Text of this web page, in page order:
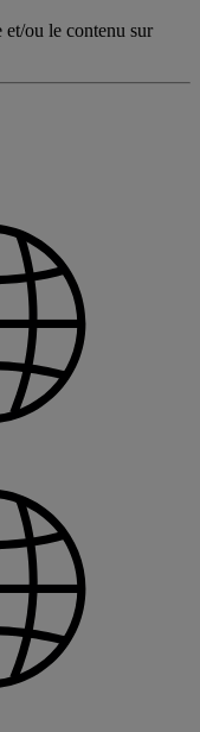
ou le contenu sur